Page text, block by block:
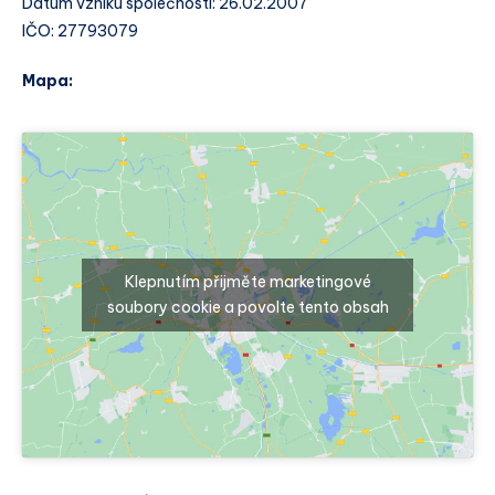
IČO: 27793079
Mapa:
Klepnutím přijměte marketingové
soubory cookie a povolte tento obsah